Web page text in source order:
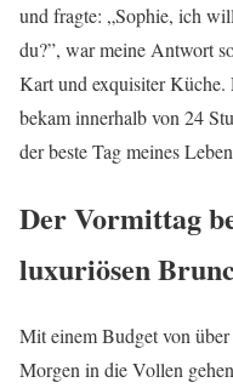
und fragte: „Sophie, ich
du?”, war meine Antwort
Kart und exquisiter Küche.
bekam innerhalb von 24
der beste Tag meines
Der Vormittag
luxuriösen
Mit einem Budget von
Morgen in die Vollen